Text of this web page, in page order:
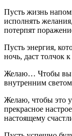
Пусть жизнь
исполнять
потерпят
Пусть энергия,
ночь, даст толчок
Желаю… Чтобы вы
внутренним
Желаю, чтобы это
прекрасное
настоящему